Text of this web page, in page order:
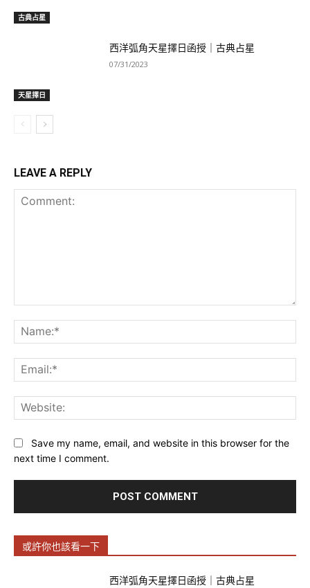
古典占星
天星擇日
西洋弧角天星擇日函授｜古典占星
07/31/2023
LEAVE A REPLY
Save my name, email, and website in this browser for the
next time I comment.
或許你也該看一下
西洋弧角天星擇日函授｜古典占星